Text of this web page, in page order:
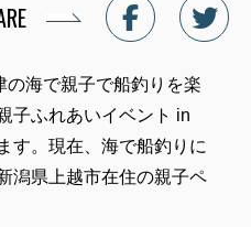
海で親子で船釣りを楽
子ふれあいイベント in
す。現在、海で船釣りに
潟県上越市在住の親子ペ